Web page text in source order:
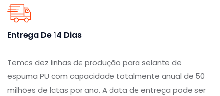
Entrega De 14 Dias
Temos dez linhas de produção para selante de
espuma PU com capacidade totalmente anual de 50
milhões de latas por ano. A data de entrega pode ser